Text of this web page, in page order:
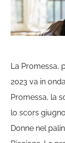
La Promessa,
2023 va in
Promessa, la
lo scors
Donne nel